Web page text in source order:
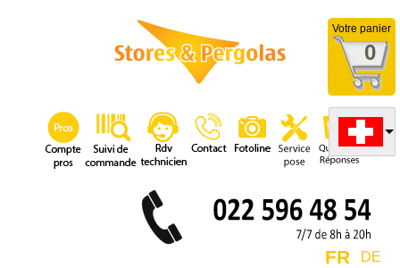
Votre panier
0
DE
FR